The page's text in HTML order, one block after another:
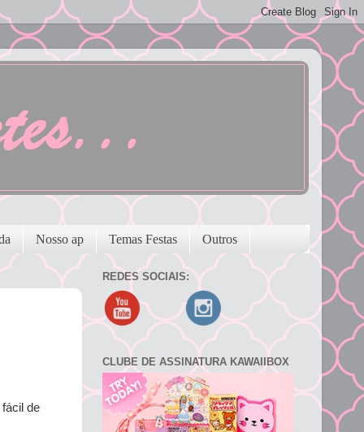
Nosso ap Temas Festas Outros
de
REDES SOCIAIS:
CLUBE DE ASSINATURA KAWAIIBOX